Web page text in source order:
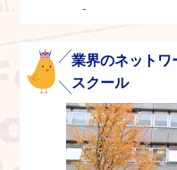
-
業界のネットワ
スクール